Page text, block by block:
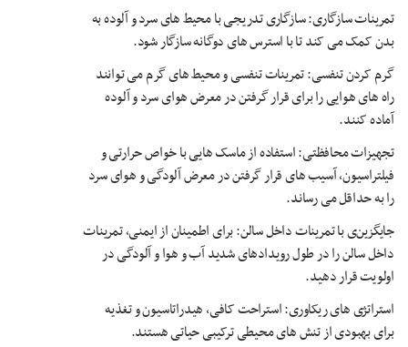
تمرینات سازگاری: سازگاری تدریجی با محیط های سرد و آلوده به
بدن کمک می کند تا با استرس های دوگانه سازگار شود.
گرم کردن تنفسی: تمرینات تنفسی و محیط های گرم می توانند
راه های هوایی را برای قرار گرفتن در معرض هوای سرد و آلوده
آماده کنند.
تجهیزات محافظتی: استفاده از ماسک هایی با خواص حرارتی و
فیلتراسیون، آسیب های قرار گرفتن در معرض آلودگی و هوای سرد
را به حداقل می رساند.
جایگزین‌ی با تمرینات داخل سالن: برای اطمینان از ایمنی، تمرینات
داخل سالن را در طول رویدادهای شدید آب و هوا و آلودگی در
اولویت قرار دهید.
استراتژی های ریکاوری: استراحت کافی، هیدراتاسیون و تغذیه
برای بهبودی از تنش های محیطی ترکیبی حیاتی هستند.